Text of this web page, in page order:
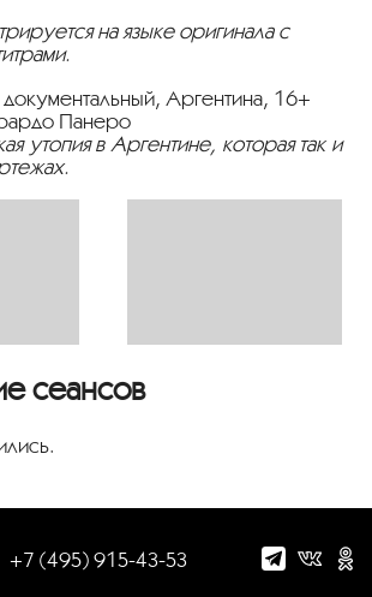
на языке оригинала с
Аргентина, 16+
Панеро
утопия в Аргентине, которая так и
сеансов
+7 (495) 915-43-53